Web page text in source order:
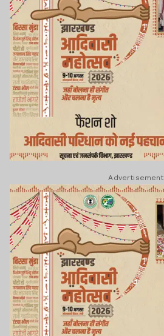
Advertisement